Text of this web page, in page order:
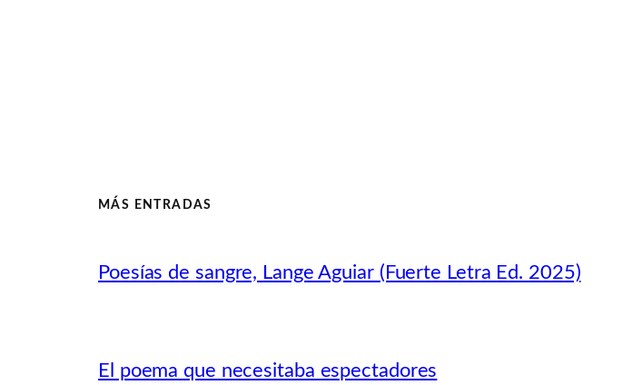
MÁS ENTRADAS
Poesías de sangre, Lange Aguiar (Fuerte Letra Ed. 2025)
El poema que necesitaba espectadores